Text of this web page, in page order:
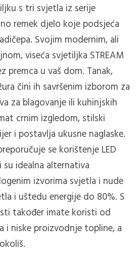
s tri svjetla iz serije
remek djelo koje podsjeća
Svojim modernim, ali
viseća svjetiljka STREAM
premca u vaš dom. Tanak,
čini ih savršenim izborom za
za blagovanje ili kuhinjskih
crnim izgledom, stilski
i postavlja ukusne naglaske.
se korištenje LED
su idealna alternativa
izvorima svjetla i nude
i uštedu energije do 80%. S
također imate koristi od
i niske proizvodnje topline, a